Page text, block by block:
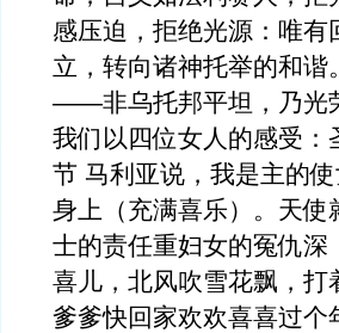
感压迫，拒绝光源：唯有
立，转向诸神托举的和
——非乌托邦平坦，乃光
我们以四位女人的感受
节 马利亚说，我是主的
身上（充满喜乐）。天
士的责任重妇女的冤仇
喜儿，北风吹雪花飘，
爹爹快回家欢欢喜喜过